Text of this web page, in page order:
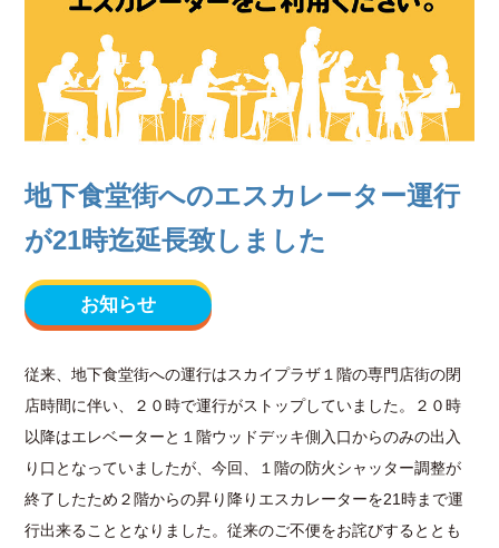
地下食堂街へのエスカレーター運行
が21時迄延長致しました
お知らせ
従来、地下食堂街への運行はスカイプラザ１階の専門店街の閉
店時間に伴い、２０時で運行がストップしていました。２０時
以降はエレベーターと１階ウッドデッキ側入口からのみの出入
り口となっていましたが、今回、１階の防火シャッター調整が
終了したため２階からの昇り降りエスカレーターを21時まで運
行出来ることとなりました。従来のご不便をお詫びするととも